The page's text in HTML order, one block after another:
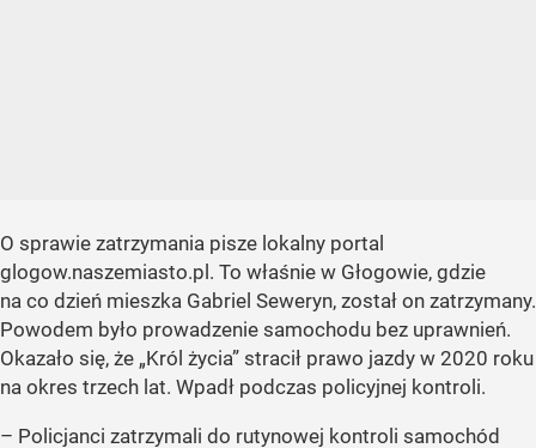
O sprawie zatrzymania pisze lokalny portal
glogow.naszemiasto.pl. To właśnie w Głogowie, gdzie
na co dzień mieszka Gabriel Seweryn, został on zatrzymany.
Powodem było prowadzenie samochodu bez uprawnień.
Okazało się, że „Król życia” stracił prawo jazdy w 2020 roku
na okres trzech lat. Wpadł podczas policyjnej kontroli.
– Policjanci zatrzymali do rutynowej kontroli samochód